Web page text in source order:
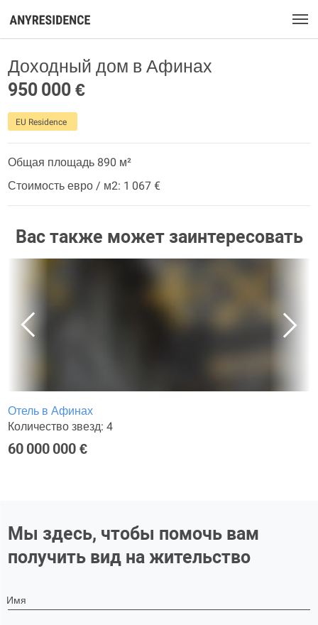
Доходный дом в Афинах
950 000 €
EU Residence
Общая площадь 890 м²
Стоимость евро / м2: 1 067 €
Вас также может заинтересовать
Отель в Афинах
Количество звезд: 4
60 000 000 €
Мы здесь, чтобы помочь вам
получить вид на жительство
Имя